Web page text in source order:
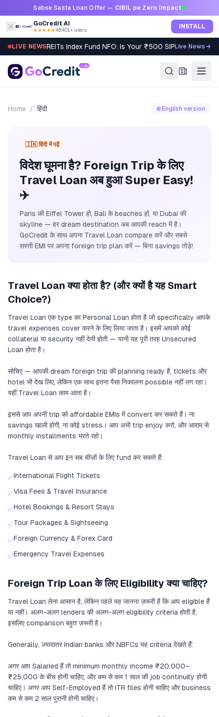
Skip to contentSabse Sasta Loan Offer — CIBIL pe Zero Impact
GoCredit AI
★★★★★4.8·40L+ users INSTALL
LIVE NEWSREITs Index Fund NFO: Is Your ₹500 SIP Worth It?
Live News →
Home / हिंदी 🌐 English version
🇮🇳 हिंदी में पढ़ें
विदेश घूमना है? Foreign Trip के लिए
Travel Loan अब हुआ Super Easy!
✈️
Paris की Eiffel Tower हो, Bali के beaches हों, या Dubai की
skyline — हर dream destination अब आपकी reach में है।
GoCredit के साथ अपना Travel Loan compare करें और सबसे
सस्ती EMI पर अपना foreign trip plan करें — बिना savings तोड़े!
Travel Loan क्या होता है? (और क्यों है यह Smart
Choice?)
Travel Loan एक type का Personal Loan होता है जो specifically आपके
travel expenses cover करने के लिए लिया जाता है। इसमें आपको कोई
collateral या security नहीं देनी होती — यानी यह पूरी तरह Unsecured
Loan होता है।
सोचिए — आपकी dream foreign trip की planning ready है, tickets और
hotel भी देख लिए, लेकिन एक साथ इतना पैसा निकालना possible नहीं लग रहा।
यहीं Travel Loan काम आता है।
इससे आप अपनी trip को affordable EMIs में convert कर सकते हैं। ना
savings खाली होगी, ना कोई stress। आप अभी trip enjoy करो, और आराम से
monthly installments भरते रहो।
Travel Loan से आप इन सब चीज़ों के लिए fund कर सकते हैं:
✅International Flight Tickets
✅Visa Fees & Travel Insurance
✅Hotel Bookings & Resort Stays
✅Tour Packages & Sightseeing
✅Foreign Currency & Forex Card
✅Emergency Travel Expenses
Foreign Trip Loan के लिए Eligibility क्या चाहिए?
Travel Loan लेना आसान है, लेकिन पहले यह जानना ज़रूरी है कि आप eligible हैं
या नहीं। अलग-अलग lenders की अलग-अलग eligibility criteria होती है,
इसलिए comparison बहुत ज़रूरी है।
Generally, ज़्यादातर Indian banks और NBFCs यह criteria देखते हैं:
अगर आप Salaried हैं तो minimum monthly income ₹20,000–
₹25,000 के बीच होनी चाहिए, और कम से कम 1 साल की job continuity होनी
चाहिए। अगर आप Self-Employed हैं तो ITR files होनी चाहिए और business
कम से कम 2 साल पुरानी होनी चाहिए।